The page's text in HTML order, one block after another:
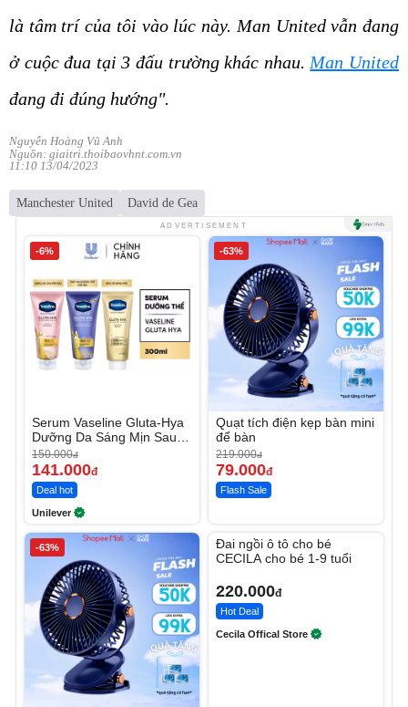
là tâm trí của tôi vào lúc này. Man United vẫn đang
ở cuộc đua tại 3 đấu trường khác nhau. Man United
đang đi đúng hướng".
Nguyễn Hoàng Vũ Anh
Nguồn: giaitri.thoibaovhnt.com.vn
11:10 13/04/2023
Manchester United David de Gea
ADVERTISEMENT
-6%
Serum Vaseline Gluta-Hya
Dưỡng Da Sáng Mịn Sau 7
Ngày
150.000đ
141.000đ
Deal hot
Unilever
-63%
Quạt tích điện kẹp bàn mini
để bàn
219.000đ
79.000đ
Flash Sale
-63%
Đai ngồi ô tô cho bé
CECILA cho bé 1-9 tuổi
220.000đ
Hot Deal
Cecila Offical Store